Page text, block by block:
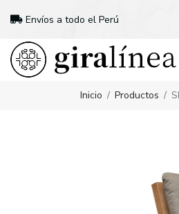
Envíos a todo el Perú
Inicio Productos